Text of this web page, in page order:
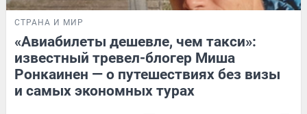
СТРАНА И МИР
«Авиабилеты дешевле, чем такси»:
известный тревел-блогер Миша
Ронкаинен — о путешествиях без визы
и самых экономных турах